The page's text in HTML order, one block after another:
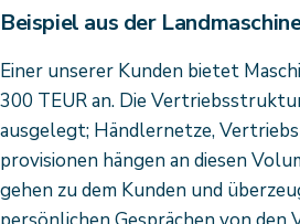
Beispiel aus der
Einer unserer Kunden bietet
300 TEUR an. Die
ausgelegt; Händlernetze,
provisionen hängen an diesen
gehen zu dem Kunden und